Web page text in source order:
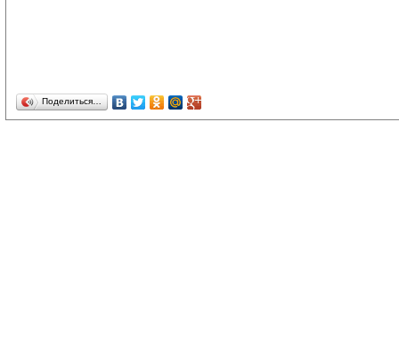
Поделиться…